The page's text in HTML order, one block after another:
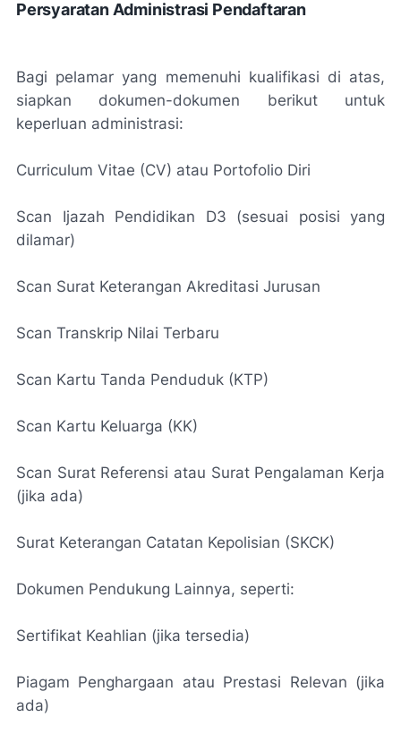
Persyaratan Administrasi Pendaftaran
Bagi pelamar yang memenuhi kualifikasi di atas,
siapkan dokumen-dokumen berikut untuk
keperluan administrasi:
Curriculum Vitae (CV) atau Portofolio Diri
Scan Ijazah Pendidikan D3 (sesuai posisi yang
dilamar)
Scan Surat Keterangan Akreditasi Jurusan
Scan Transkrip Nilai Terbaru
Scan Kartu Tanda Penduduk (KTP)
Scan Kartu Keluarga (KK)
Scan Surat Referensi atau Surat Pengalaman Kerja
(jika ada)
Surat Keterangan Catatan Kepolisian (SKCK)
Dokumen Pendukung Lainnya, seperti:
Sertifikat Keahlian (jika tersedia)
Piagam Penghargaan atau Prestasi Relevan (jika
ada)